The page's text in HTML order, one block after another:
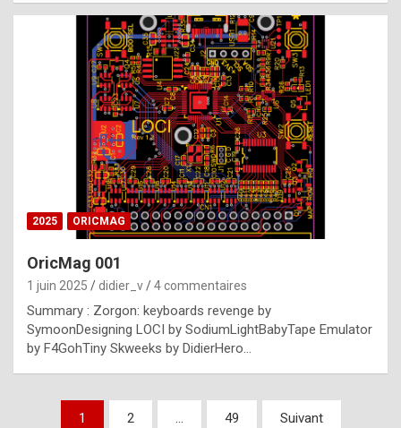
e
b
e
s
t
p
h
o
n
y
l
e
x
a
2025 ORICMAG
OricMag 001
1 juin 2025 didier_v 4 commentaires
Summary : Zorgon: keyboards revenge by
SymoonDesigning LOCI by SodiumLightBabyTape Emulator
by F4GohTiny Skweeks by DidierHero…
Pagination
1 2 … 49 Suivant